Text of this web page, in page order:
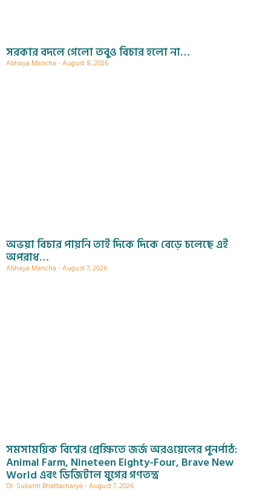
সরকার বদলে গেলো তবুও বিচার হলো না…
Abhaya Mancha August 8, 2026
অভয়া বিচার পায়নি তাই দিকে দিকে বেড়ে চলেছে এই
অপরাধ…
Abhaya Mancha August 7, 2026
সমসাময়িক বিশ্বের প্রেক্ষিতে জর্জ অরওয়েলের পুনর্পাঠ:
Animal Farm, Nineteen Eighty-Four, Brave New
World এবং ডিজিটাল যুগের গণতন্ত্র
Dr. Sukanti Bhattacharya August 7, 2026